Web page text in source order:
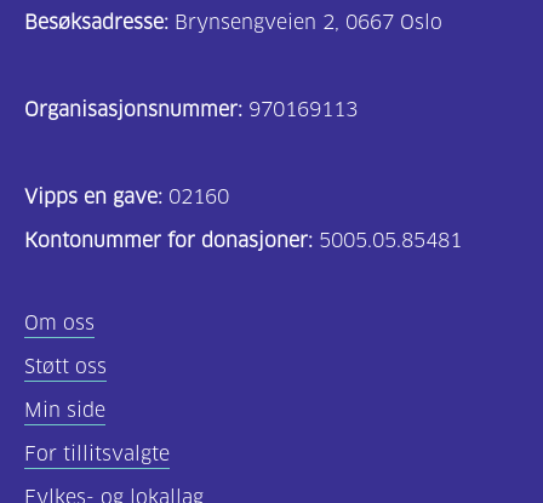
Besøksadresse: Brynsengveien 2, 0667 Oslo
Organisasjonsnummer: 970169113
Vipps en gave: 02160
Kontonummer for donasjoner: 5005.05.85481
Om oss
Støtt oss
Min side
For tillitsvalgte
Fylkes- og lokallag